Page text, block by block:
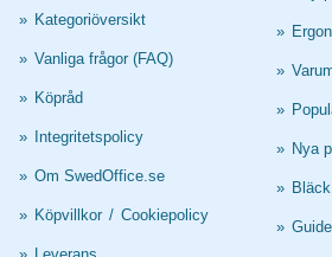
» Kategoriöversikt
» Vanliga frågor (FAQ)
» Köpråd
» Integritetspolicy
» Om SwedOffice.se
» Köpvillkor / Cookiepolicy
»
»
»
» Nya
»
»